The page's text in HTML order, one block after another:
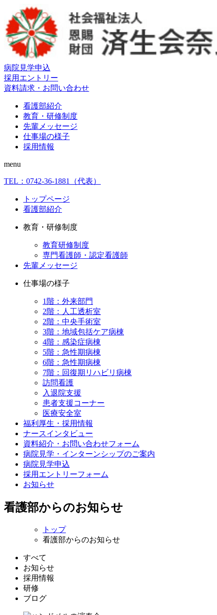
病院見学申込
採用エントリー
資料請求・お問い合わせ
看護部紹介
教育・研修制度
先輩メッセージ
仕事場の様子
採用情報
menu
TEL： 0742-36-1881 （代表）
トップページ
看護部紹介
教育・研修制度
教育研修制度
専門看護師・認定看護師
先輩メッセージ
仕事場の様子
1階：外来部門
2階：人工透析室
2階：中央手術室
3階：地域包括ケア病棟
4階：感染症病棟
5階：急性期病棟
6階：急性期病棟
7階：回復期リハビリ病棟
訪問看護
入退院支援
患者支援コーナー
医療安全室
福利厚生・採用情報
ナースインタビュー
資料紹介・お問い合わせフォーム
病院見学・インターンシップのご案内
病院見学申込
採用エントリーフォーム
お知らせ
看護部からのお知らせ
トップ
看護部からのお知らせ
すべて
お知らせ
採用情報
研修
ブログ